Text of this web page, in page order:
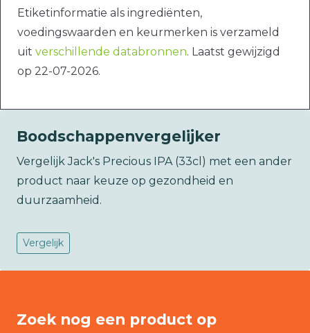
Etiketinformatie als ingrediënten,
voedingswaarden en keurmerken is verzameld
uit verschillende databronnen. Laatst gewijzigd
op 22-07-2026.
Boodschappenvergelijker
Vergelijk Jack's Precious IPA (33cl) met een ander
product naar keuze op gezondheid en
duurzaamheid.
Vergelijk
Zoek nog een product op